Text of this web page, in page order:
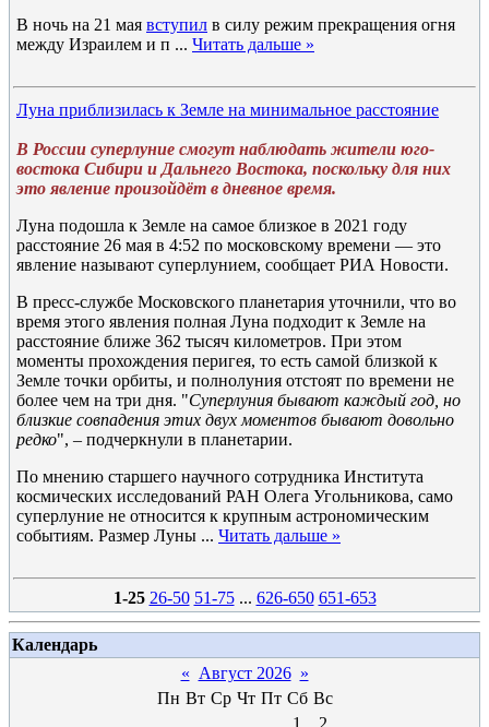
В ночь на 21 мая вступил в силу режим прекращения огня
между Израилем и п ... Читать дальше »
Луна приблизилась к Земле на минимальное расстояние
В России суперлуние смогут наблюдать жители юго-
востока Сибири и Дальнего Востока, поскольку для них
это явление произойдёт в дневное время.
Луна подошла к Земле на самое близкое в 2021 году
расстояние 26 мая в 4:52 по московскому времени — это
явление называют суперлунием, сообщает РИА Новости.
В пресс-службе Московского планетария уточнили, что во
время этого явления полная Луна подходит к Земле на
расстояние ближе 362 тысяч километров. При этом
моменты прохождения перигея, то есть самой близкой к
Земле точки орбиты, и полнолуния отстоят по времени не
более чем на три дня. "Суперлуния бывают каждый год, но
близкие совпадения этих двух моментов бывают довольно
редко", – подчеркнули в планетарии.
По мнению старшего научного сотрудника Института
космических исследований РАН Олега Угольникова, само
суперлуние не относится к крупным астрономическим
событиям. Размер Луны ... Читать дальше »
1-25 26-50 51-75 ... 626-650 651-653
Календарь
« Август 2026 »
Пн Вт Ср Чт Пт Сб Вс
1
2